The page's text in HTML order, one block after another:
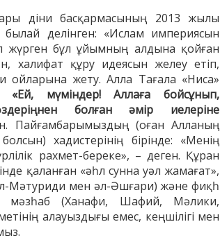
діни басқармасының 2013 жылы
делінген: «Ислам империясын
жүрген бұл ұйымның алдына қойған
халифат құру идеясын желеу етіп,
ойларына жету. Алла Тағала «Ниса»
«Ей, мүміндер! Аллаға бойсұнып,
болған әмір иелеріне
Пайғамбарымыздың (оған Алланың
хадистерінің бірінде: «Менің
рахмет-береке», – деген. Құран
қаланған «әһл сунна уәл жамағат»,
Мәтуриди мен әл-Әшғари) және фиқһ
мәзһаб (Ханафи, Шафий, Мәлики,
алауыздығы емес, кеңшілігі мен